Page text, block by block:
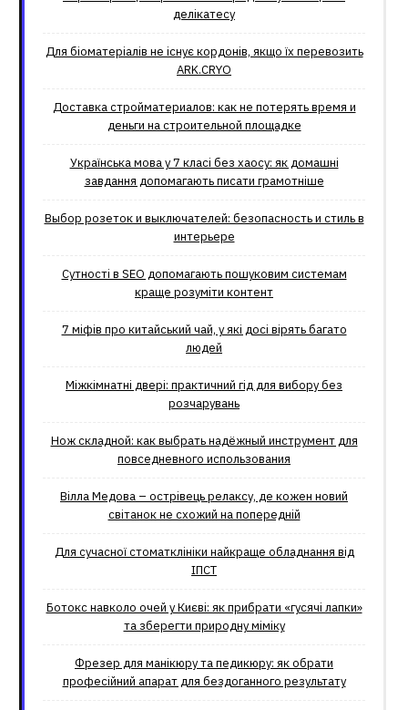
делікатесу
Для біоматеріалів не існує кордонів, якщо їх перевозить
ARK.CRYO
Доставка стройматериалов: как не потерять время и
деньги на строительной площадке
Українська мова у 7 класі без хаосу: як домашні
завдання допомагають писати грамотніше
Выбор розеток и выключателей: безопасность и стиль в
интерьере
Сутності в SEO допомагають пошуковим системам
краще розуміти контент
7 міфів про китайський чай, у які досі вірять багато
людей
Міжкімнатні двері: практичний гід для вибору без
розчарувань
Нож складной: как выбрать надёжный инструмент для
повседневного использования
Вілла Медова – острівець релаксу, де кожен новий
світанок не схожий на попередній
Для сучасної стоматклініки найкраще обладнання від
ІПСТ
Ботокс навколо очей у Києві: як прибрати «гусячі лапки»
та зберегти природну міміку
Фрезер для манікюру та педикюру: як обрати
професійний апарат для бездоганного результату